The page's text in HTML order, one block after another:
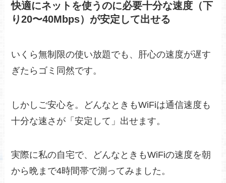
快適にネットを使うのに必要十分な速度（下
り20〜40Mbps）が安定して出せる
いくら無制限の使い放題でも、肝心の速度が遅す
ぎたらゴミ同然です。
しかしご安心を。どんなときもWiFiは通信速度も
十分な速さが「安定して」出せます。
実際に私の自宅で、どんなときもWiFiの速度を朝
から晩まで4時間帯で測ってみました。